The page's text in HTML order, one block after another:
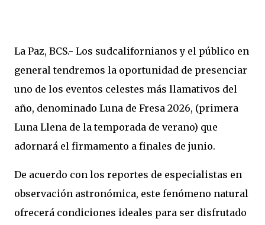
La Paz, BCS.- Los sudcalifornianos y el público en
general tendremos la oportunidad de presenciar
uno de los eventos celestes más llamativos del
año, denominado Luna de Fresa 2026, (primera
Luna Llena de la temporada de verano) que
adornará el firmamento a finales de junio.
De acuerdo con los reportes de especialistas en
observación astronómica, este fenómeno natural
ofrecerá condiciones ideales para ser disfrutado